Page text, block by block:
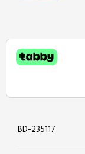
BD-235117